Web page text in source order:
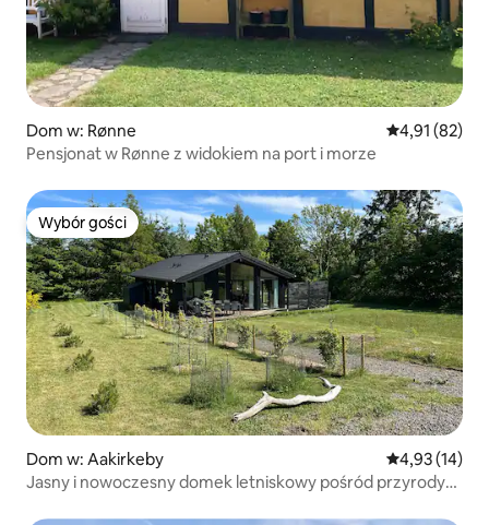
Dom w: Rønne Średnia
4,91 (82)
Pensjonat w Rønne z widokiem na port i morze
Wybór gości
Wybór gości
Dom w: Aakirkeby Średnia
4,93 (14)
Jasny i nowoczesny domek letniskowy pośród przyrody